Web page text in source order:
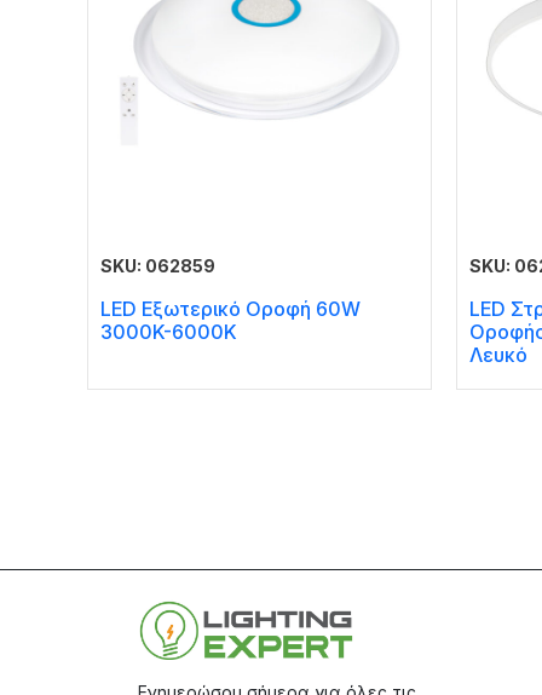
SKU: 062859
LED Εξωτερικό Οροφή 60W
3000K-6000K
SKU:
LED
Λευκό